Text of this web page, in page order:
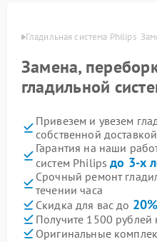
Гладильная система Philips
Замена,
гладильной
Привезем и увезем
собственной доставкой
Гарантия на наши
систем Philipsдо 3-х
Срочный ремонт
течении часа
Скидка для вас до 20%
Получите 1500 рублей
Оригинальные